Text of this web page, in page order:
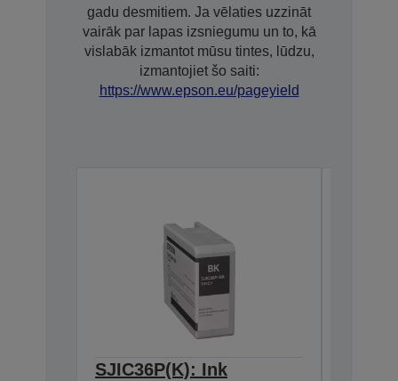
gadu desmitiem. Ja vēlaties uzzināt
vairāk par lapas izsniegumu un to, kā
vislabāk izmantot mūsu tintes, lūdzu,
izmantojiet šo saiti:
https://www.epson.eu/pageyield
SJIC36P(K): Ink